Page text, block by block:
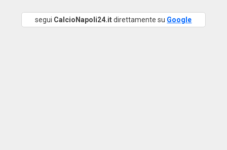
segui CalcioNapoli24.itdirettamente su Google